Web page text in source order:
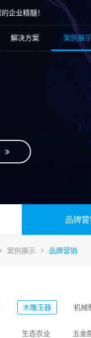
企业精髓！
解决方案 案例展
品牌营
案例展示 品牌营销
木雕玉器 机械
生态农业 五金